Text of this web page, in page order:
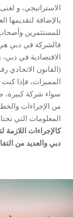
الاستراتيجي، و
بالإضافة لتقديمها
للمستثمرين
فالشركة في دبي هي
الاقتصادية في
المميزات، فإذا
سواء شركة كبيرة،
من الإجراءات
المعلومات التي
كالإجراءات
دبي والعديد من